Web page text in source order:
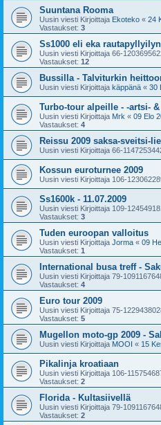
Suuntana Rooma
Uusin viesti Kirjoittaja Ekoteko « 24
Vastaukset: 3
Ss1000 eli eka
Uusin viesti Kirjoittaja 66-
Vastaukset: 12
Bussilla - Talviturkin
Uusin viesti Kirjoittaja käppänä « 30
Turbo-tour alpeille - -artsi-
Uusin viesti Kirjoittaja Mrk « 09 Elo
Vastaukset: 4
Reissu 2009 saksa-sveitsi-
Uusin viesti Kirjoittaja 66-
Kossun euroturnee 2009
Uusin viesti Kirjoittaja 106-
Ss1600k - 11.07.2009
Uusin viesti Kirjoittaja 109-
Vastaukset: 3
Tuden euroopan valloitus
Uusin viesti Kirjoittaja Jorma « 09
Vastaukset: 1
International busa treff -
Uusin viesti Kirjoittaja 79-
Vastaukset: 4
Euro tour 2009
Uusin viesti Kirjoittaja 75-
Vastaukset: 5
Mugellon moto-gp 2009 -
Uusin viesti Kirjoittaja MOOI « 15
Pikalinja kroatiaan
Uusin viesti Kirjoittaja 106-
Vastaukset: 2
Florida - Kultasiivellä
Uusin viesti Kirjoittaja 79-
Vastaukset: 2